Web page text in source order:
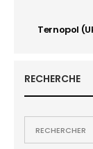
Ternopol
RECHERCHE